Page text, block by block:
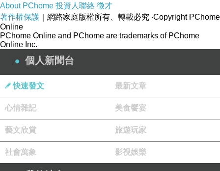
About PChome 投資人聯絡 徵才
著作權保護 ｜網路家庭版權所有、轉載必究 ‧Copyright PChome
Online
PChome Online and PChome are trademarks of PChome
Online Inc.
個人新聞台
快速發文 最新文章
心情雜記 美食饗宴
藝文欣賞 旅遊玩家
社會萬象 影視娛樂